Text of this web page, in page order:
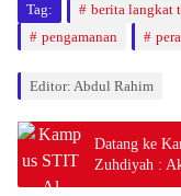
Tag: berita langkat
pengamanan
Editor: Abdul Rahim
Datang ke
Zuhdiyah :
Indonesia